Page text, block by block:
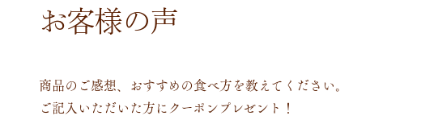
お客様の声
商品のご感想、おすすめの食べ方を教えてください。
ご記入いただいた方にクーポンプレゼント！